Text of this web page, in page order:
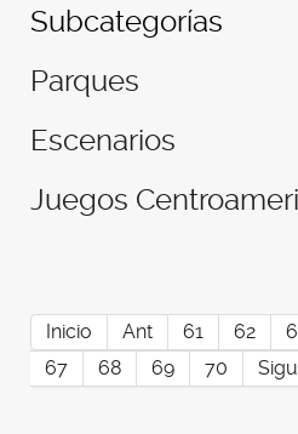
Subcategorías
Parques
Escenarios
Juegos
Inicio Ant 61 62
67
68 69 70